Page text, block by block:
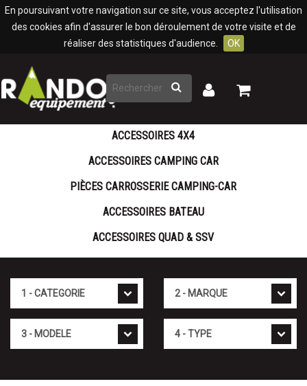
En poursuivant votre navigation sur ce site, vous acceptez l'utilisation
des cookies afin d'assurer le bon déroulement de votre visite et de
réaliser des statistiques d'audience.
OK
Rechercher
Mon
Mon
ACCESSOIRES 4X4
ACCESSOIRES CAMPING CAR
PIÈCES CARROSSERIE CAMPING-CAR
ACCESSOIRES BATEAU
ACCESSOIRES QUAD & SSV
Panneau de gestion des cookies